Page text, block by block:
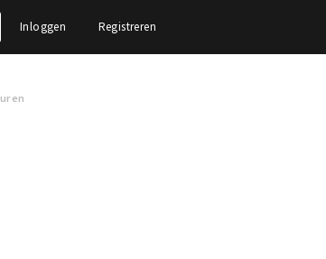
Inloggen Registreren
en